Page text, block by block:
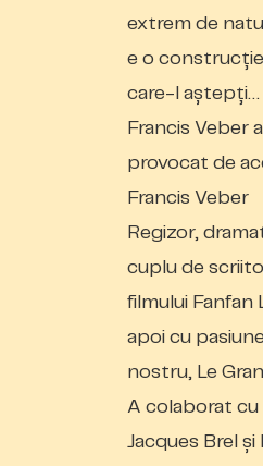
extrem de
e o construcţie
care-l aştepţi…
Francis Veber
provocat de
Francis Veber
Regizor,
cuplu de
filmului Fanfan
apoi cu
nostru, Le
A colaborat cu
Jacques Brel şi